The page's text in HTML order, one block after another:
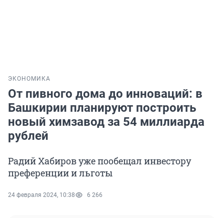
ЭКОНОМИКА
От пивного дома до инноваций: в
Башкирии планируют построить
новый химзавод за 54 миллиарда
рублей
Радий Хабиров уже пообещал инвестору
преференции и льготы
24 февраля 2024, 10:38 6 266